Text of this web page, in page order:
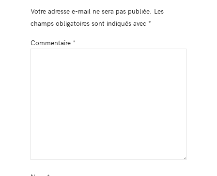
Votre adresse e-mail ne sera pas publiée. Les
champs obligatoires sont indiqués avec *
Commentaire *